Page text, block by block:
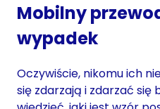
Mobilny
wypadek
Oczywiście, nikomu ich
się zdarzają i zdarzać